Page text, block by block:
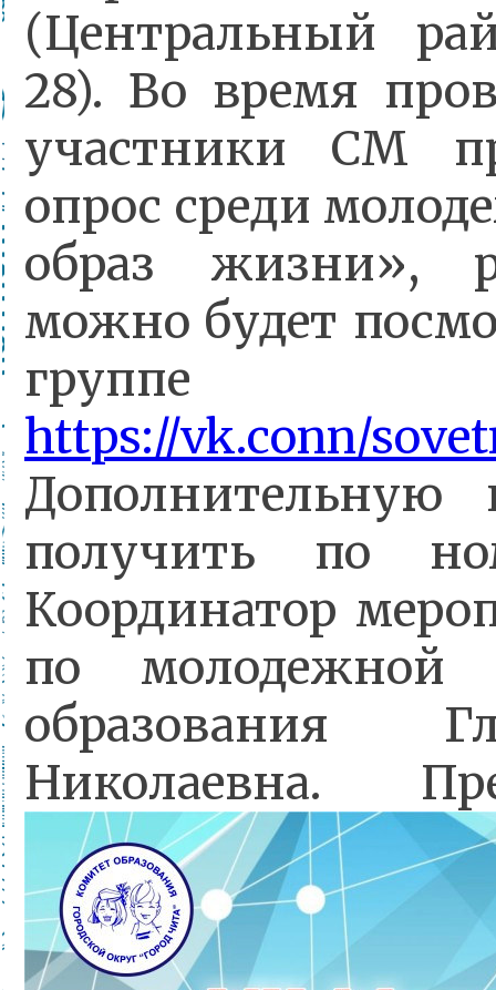
(Центральный
28). Во время
участники СМ
опрос среди
образ жизни»,
можно будет
https://vk.conn/
получить по
Координатор
по молодежной
образования
Николаевна.